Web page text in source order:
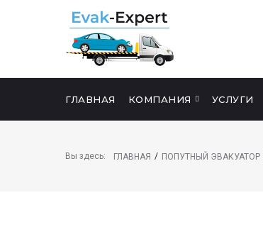
ГЛАВНАЯ КОМПАНИЯ УСЛУГИ
Вы здесь: ГЛАВНАЯ / ПОПУТНЫЙ ЭВАКУАТОР
ПОИСК НА САЙТЕ